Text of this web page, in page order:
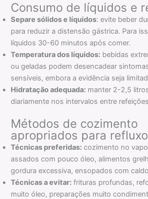
Consumo de líquidos e
Separe sólidos e líquidos: evite beber
para reduzir a distensão gástrica. Para
líquidos 30-60 minutos após comer.
Temperatura dos líquidos: bebidas
ou geladas podem desencadear
sensíveis, embora a evidência seja
Hidratação adequada: manter 2-2,5
diariamente nos intervalos entre
Métodos de cozimento
apropriados para refluxo
Técnicas preferidas: cozimento no
assados com pouco óleo, alimentos
gordura excessiva, ensopados com
Técnicas a evitar: frituras profundas,
muito óleo, preparações muito